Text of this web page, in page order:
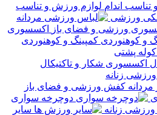
لوازم ورزش و تناسب
ورزشی
اکسسوری
کمپینگ و کوهنوردی
پشتی
اکسسوری شکار و تاکتیکال
زنانه
کفش ورزشی و فضای باز
دوچرخه سواری
زنانه
سایر